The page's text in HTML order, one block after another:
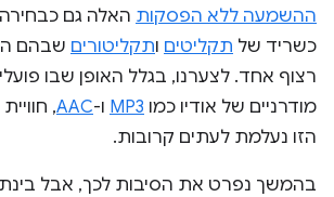
ההשמעה ללא הפסקות האלה גם
כשריד של תקליטים ותקליטורים שבהם
רצוף אחד. לצערנו, בגלל האופן שבו
מודרניים של אודיו כמו MP3 ו-AAC
,
הזו נעלמת לעתים קרובות.
בהמשך נפרט את הסיבות לכך, אבל